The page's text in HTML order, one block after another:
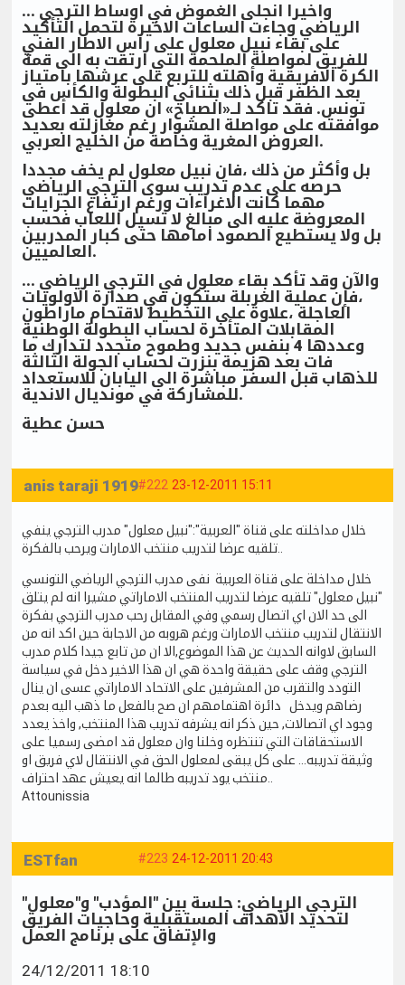
... واخيرا انجلى الغموض في اوساط الترجي
الرياضي وجاءت الساعات الاخيرة لتحمل التأكيد
على بقاء نبيل معلول على راس الاطار الفني
للفريق لمواصلة الملحمة التي ارتقت به الى قمة
الكرة الافريقية وأهلته للتربع على عرشها بامتياز
بعد الظفر قبل ذلك بثنائي البطولة والكأس في
تونس. فقد تاكد لــ«الصباح» ان معلول قد أعطى
موافقته على مواصلة المشوار رغم مغازلته بعديد
العروض المغرية وخاصة من الخليج العربي.
بل وأكثر من ذلك ،فان نبيل معلول لم يخف مجددا
حرصه على عدم تدريب سوى الترجي الرياضي
مهما كانت الاغراءات ورغم ارتفاع الجرايات
المعروضة عليه الى مبالغ لا تسيل اللعاب فحسب
بل ولا يستطيع الصمود امامها حتى كبار المدربين
العالميين.
... والآن وقد تأكد بقاء معلول في الترجي الرياضي
،فإن عملية الغربلة ستكون في صدارة الاولويات
العاجلة ،علاوة على التخطيط لاقتحام ماراطون
المقابلات المتأخرة لحساب البطولة الوطنية
وعددها 4 بنفس جديد وطموح متجدد لتدارك ما
فات بعد هزيمة بنزرت لحساب الجولة الثالثة
للذهاب قبل السفر مباشرة الى اليابان للاستعداد
للمشاركة في مونديال الاندية.
حسن عطية
#222 23-12-2011 15:11
anis taraji 1919
خلال مداخلته على قناة "العربية":"نبيل معلول" مدرب الترجي ينفي
خلال مداخلة على قناة العربية نفى مدرب الترجي الرياضي التونسي
"نبيل معلول" تلقيه عرضا لتدريب المنتخب الاماراتي مشيرا انه لم يتلق
الى حد الان اي اتصال رسمي وفي المقابل رحب مدرب الترجي بفكرة
الانتقال لتدريب منتخب الامارات ورغم هروبه من الاجابة حين اكد انه من
السابق لاوانه الحديث عن هذا الموضوع,الا ان من تابع جيدا كلام مدرب
الترجي وقف على حقيقة واحدة هي ان هذا الاخير دخل في سياسة
التودد والتقرب من المشرفين على الاتحاد الاماراتي عسى ان ينال
رضاهم ويدخل دائرة اهتمامهم ان صح بالفعل ما ذهب اليه بعدم
وجود اي اتصالات, حين ذكر انه يشرفه تدريب هذا المنتخب, واخذ يعدد
الاستحقاقات التي تنتظره وخلنا وان معلول قد امضى رسميا على
وثيقة تدريبه... على كل يبقى لمعلول الحق في الانتقال لاي فريق او
Attounissia
#223 24-12-2011 20:43
ESTfan
الترجي الرياضي: جلسة بين "المؤدب" و"معلول"
لتحديد الأهداف المستقبلية وحاجيات الفريق
والإتفاق على برنامج العمل
24/12/2011 18:10